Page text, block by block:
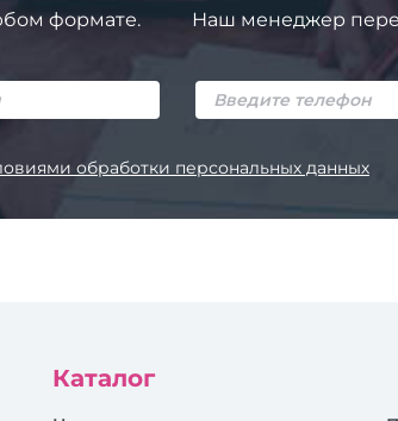
формате. Наш менеджер
обработки персональных данных
Каталог